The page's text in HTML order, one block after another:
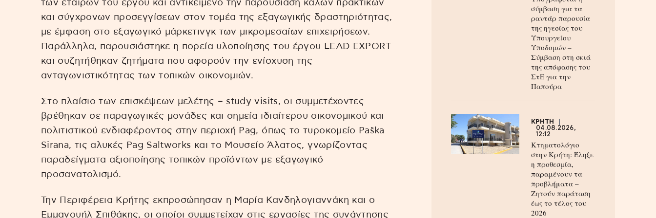
των εταίρων του έργου και αντικείμενο την παρουσίαση καλών πρακτικών
και σύγχρονων προσεγγίσεων στον τομέα της εξαγωγικής δραστηριότητας,
με έμφαση στο εξαγωγικό μάρκετινγκ των μικρομεσαίων επιχειρήσεων.
Παράλληλα, παρουσιάστηκε η πορεία υλοποίησης του έργου LEAD EXPORT
και συζητήθηκαν ζητήματα που αφορούν την ενίσχυση της
ανταγωνιστικότητας των τοπικών οικονομιών.
Στο πλαίσιο των επισκέψεων μελέτης – study visits, οι συμμετέχοντες
βρέθηκαν σε παραγωγικές μονάδες και σημεία ιδιαίτερου οικονομικού και
πολιτιστικού ενδιαφέροντος στην περιοχή Pag, όπως το τυροκομείο Paška
Sirana, τις αλυκές Pag Saltworks και το Μουσείο Άλατος, γνωρίζοντας
παραδείγματα αξιοποίησης τοπικών προϊόντων με εξαγωγικό
προσανατολισμό.
Την Περιφέρεια Κρήτης εκπροσώπησαν η Μαρία Κανδηλογιαννάκη και ο
Εμμανουήλ Σπιθάκης, οι οποίοι συμμετείχαν στις εργασίες της συνάντησης
σύμβαση για τα
ραντάρ παρουσία
της ηγεσίας του
Υπουργείου
Υποδομών –
Σύμβαση στη σκιά
της απόφασης του
ΣτΕ για την
Παπούρα
ΚΡΗΤΗ
04.08.2026,
12:12
Κτηματολόγιο
στην Κρήτη: Έληξε
η προθεσμία,
παραμένουν τα
προβλήματα –
Ζητούν παράταση
έως το τέλος του
2026